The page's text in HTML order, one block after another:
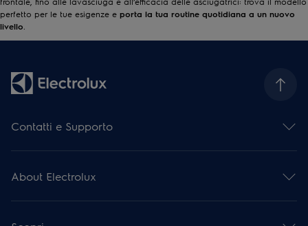
perfetto per le tue esigenze e porta la tua routine quotidiana a un nuovo
livello.
Contatti e Supporto
Iscriviti alla nostra newsletter
Facebook
Instagram
About Electrolux
Stampa e notizie